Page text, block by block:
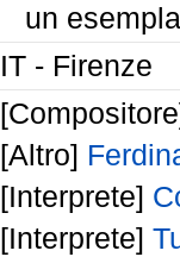
un
IT - Firenze
[Altro]
[Interprete]
[Interprete]